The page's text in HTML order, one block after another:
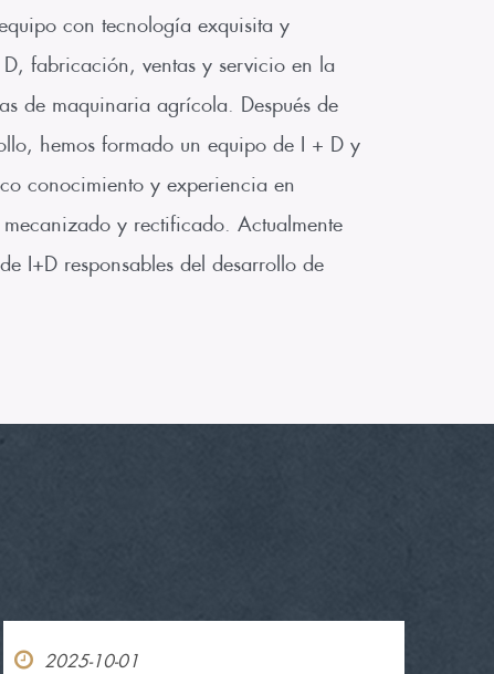
con tecnología exquisita y
fabricación, ventas y servicio en la
de maquinaria agrícola. Después de
hemos formado un equipo de I + D y
conocimiento y experiencia en
y rectificado. Actualmente
I+D responsables del desarrollo de
2025-10-01